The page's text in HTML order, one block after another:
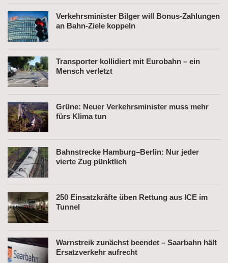
Verkehrsminister Bilger will Bonus-Zahlungen
an Bahn-Ziele koppeln
Transporter kollidiert mit Eurobahn – ein
Mensch verletzt
Grüne: Neuer Verkehrsminister muss mehr
fürs Klima tun
Bahnstrecke Hamburg–Berlin: Nur jeder
vierte Zug pünktlich
250 Einsatzkräfte üben Rettung aus ICE im
Tunnel
Warnstreik zunächst beendet – Saarbahn hält
Ersatzverkehr aufrecht